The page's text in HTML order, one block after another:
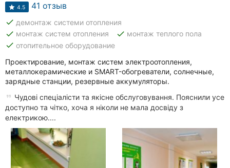
4.5 41 отзыв
done демонтаж системи отопления
done монтаж систем отопления done монтаж теплого пола
done отопительное оборудование
Проектирование, монтаж систем электроотопления,
металлокерамические и SMART-обогреватели, солнечные,
зарядные станции, резервные аккумуляторы.
Чудові спеціалісти та якісне обслуговування. Пояснили усе
доступно та чітко, хоча я ніколи не мала досвіду з
електрикою....